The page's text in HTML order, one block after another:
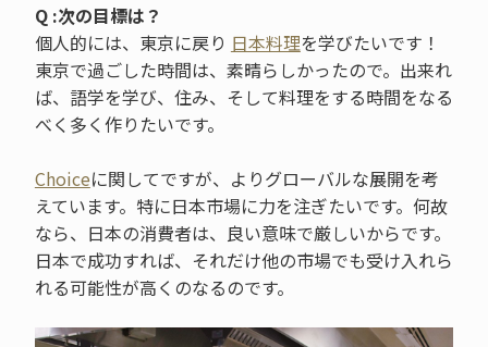
Q :次の目標は？
個人的には、東京に戻り 日本料理を学びたいです！
東京で過ごした時間は、素晴らしかったので。出来れ
ば、語学を学び、住み、そして料理をする時間をなる
べく多く作りたいです。
Choiceに関してですが、よりグローバルな展開を考
えています。特に日本市場に力を注ぎたいです。何故
なら、日本の消費者は、良い意味で厳しいからです。
日本で成功すれば、それだけ他の市場でも受け入れら
れる可能性が高くのなるのです。